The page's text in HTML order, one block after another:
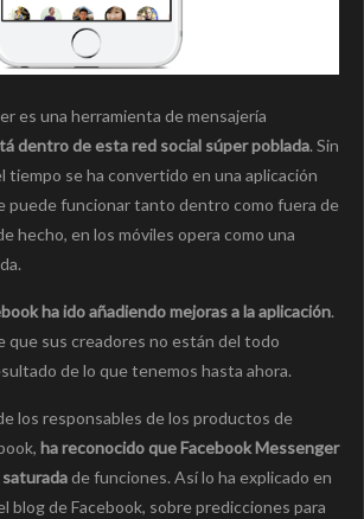
es una herramienta de mensajería
dentro de esta red social súper poblada. Sin
tiempo se ha convertido en una aplicación
puede funcionar tanto dentro como fuera de
hecho, en los móviles opera como una
ha ido añadiendo mejoras a la aplicación.
que sus creadores no están del todo
de lo que tenemos hasta ahora.
los responsables de los productos de
ha reconocido que Facebook Messenger
de funciones. Así lo ha explicado en
blog de Facebook, sobre predicciones para